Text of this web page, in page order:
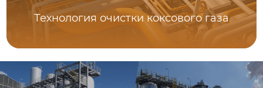
Технология очистки коксового газа